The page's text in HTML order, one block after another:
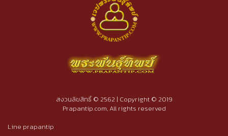
สงวนลิขสิทธิ์ © 2562 | Copyright © 2019
Prapantip.com, All rights reserved
Line prapantip